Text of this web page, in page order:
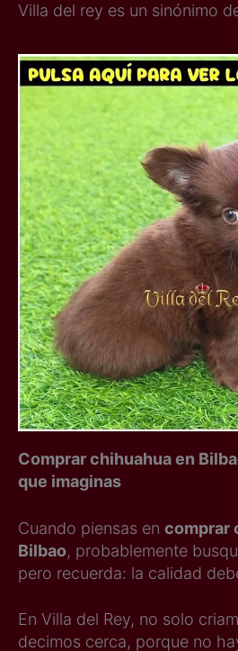
Villa del rey es un sinónimo
Comprar chihuahua en
que imaginas
Cuando piensas en comprar
Bilbao, probablemente
pero recuerda: la calidad
En Villa del Rey, no solo
decimos cerca, porque no